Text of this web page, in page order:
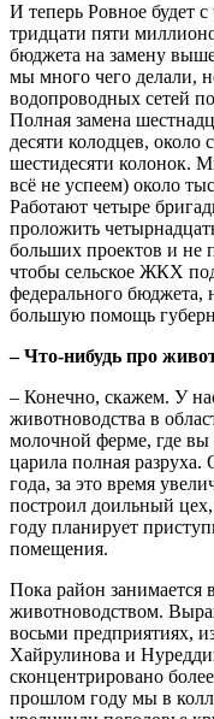
И теперь Ровное будет
тридцати пяти
бюджета на замену
мы много чего делали,
водопроводных сетей
Полная замена
десяти колодцев, около
шестидесяти колонок.
всё не успеем) около
Работают четыре
проложить
больших проектов и
чтобы сельское ЖКХ
федерального бюджета,
большую помощь
– Что-нибудь про
– Конечно, скажем. У
животноводства в
молочной ферме, где
царила полная
года, за это время
построил доильный
году планирует
помещения.
Пока район
животноводством.
восьми предприятиях,
Хайрулинова и
сконцентрировано
прошлом году мы в